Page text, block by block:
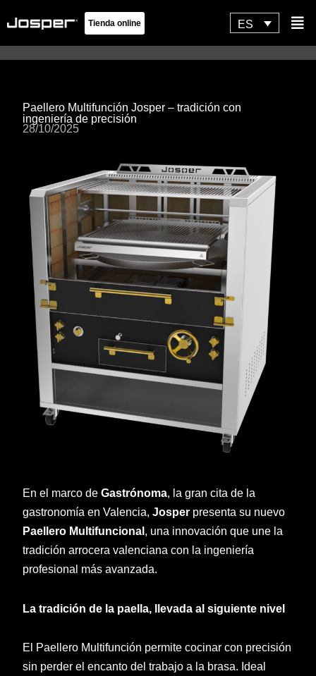
al
contenido
Tienda online ES
Paellero Multifunción Josper – tradición con
ingeniería de precisión
28/10/2025
En el marco deGastrónoma, la gran cita de la
gastronomía en Valencia,Josper presenta su nuevo
Paellero Multifuncional, una innovación que une la
tradición arrocera valenciana con la ingeniería
profesional más avanzada.
La tradición de la paella, llevada al siguiente nivel
El Paellero Multifunción permite cocinar con precisión
sin perder el encanto del trabajo a la brasa. Ideal